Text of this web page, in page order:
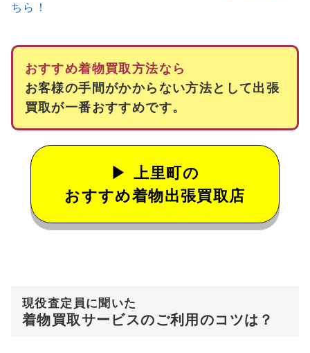
ちら！
おすすめ着物買取方法なら
お客様の手間がかからない方法として出張
買取が一番おすすめです。
上里町の
おすすめ着物出張買取店
現役査定員に聞いた
着物買取サービスのご利用のコツは？